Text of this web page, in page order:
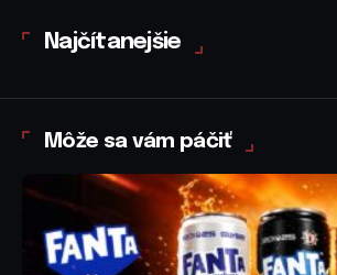
Najčítanejšie
Môže sa vám páčiť